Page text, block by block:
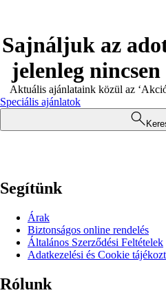
Sajnáljuk az
jelenleg
Aktuális ajánlataink közül az
Speciális ajánlatok
Segítünk
Árak
Biztonságos online rendelés
Általános Szerződési Feltételek
Adatkezelési és Cookie
Rólunk